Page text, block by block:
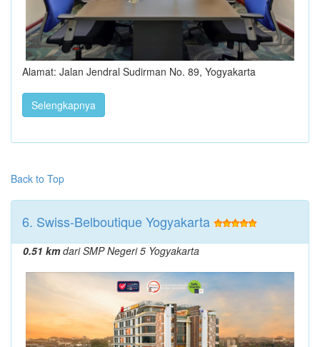
Alamat: Jalan Jendral Sudirman No. 89, Yogyakarta
Selengkapnya
Back to Top
6. Swiss-Belboutique Yogyakarta
0.51 kmdari SMP Negeri 5 Yogyakarta